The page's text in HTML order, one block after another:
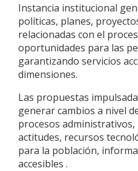
Instancia institucional
políticas, planes,
relacionadas con el
oportunidades para las
garantizando servicios
dimensiones.
Las propuestas
generar cambios a nivel
procesos
actitudes, recursos
para la población,
accesibles .